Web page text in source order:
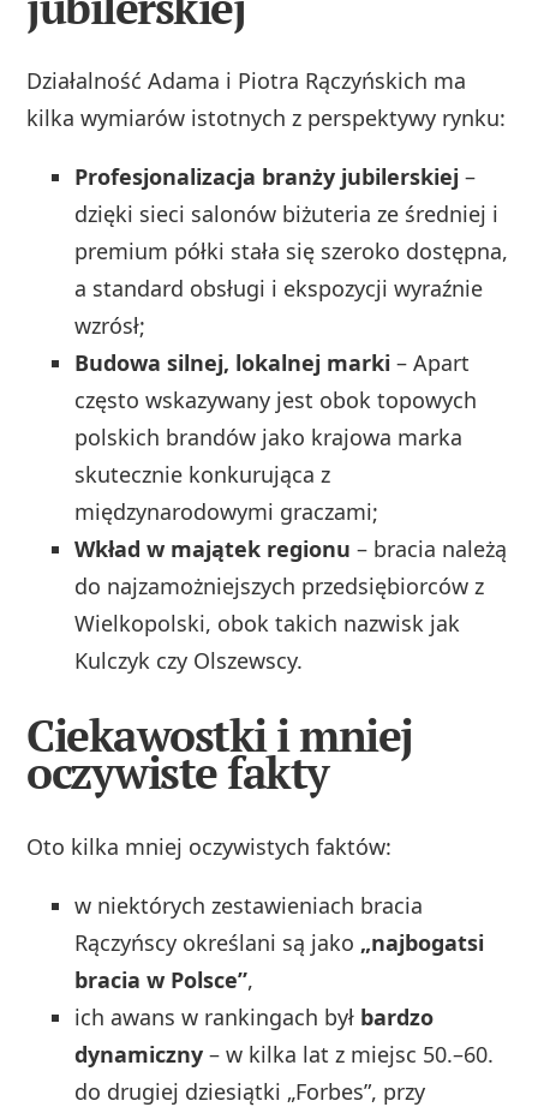
Działalność Adama i Piotra Rączyńskich ma
kilka wymiarów istotnych z perspektywy rynku:
Profesjonalizacja branży jubilerskiej –
dzięki sieci salonów biżuteria ze średniej i
premium półki stała się szeroko dostępna,
a standard obsługi i ekspozycji wyraźnie
wzrósł;
Budowa silnej, lokalnej marki – Apart
często wskazywany jest obok topowych
polskich brandów jako krajowa marka
skutecznie konkurująca z
międzynarodowymi graczami;
Wkład w majątek regionu – bracia należą
do najzamożniejszych przedsiębiorców z
Wielkopolski, obok takich nazwisk jak
Kulczyk czy Olszewscy.
Ciekawostki i mniej
oczywiste fakty
Oto kilka mniej oczywistych faktów:
w niektórych zestawieniach bracia
Rączyńscy określani są jako „najbogatsi
bracia w Polsce”,
ich awans w rankingach był bardzo
dynamiczny – w kilka lat z miejsc 50.–60.
do drugiej dziesiątki „Forbes”, przy